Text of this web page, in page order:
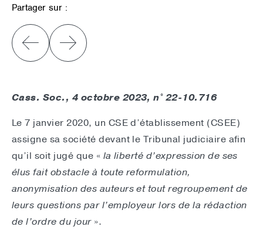
Partager sur :
Cass. Soc., 4 octobre 2023, n° 22-10.716
Le 7 janvier 2020, un CSE d’établissement (CSEE)
assigne sa société devant le Tribunal judiciaire afin
qu’il soit jugé que « la liberté d’expression de ses
élus fait obstacle à toute reformulation,
anonymisation des auteurs et tout regroupement de
leurs questions par l’employeur lors de la rédaction
de l’ordre du jour».